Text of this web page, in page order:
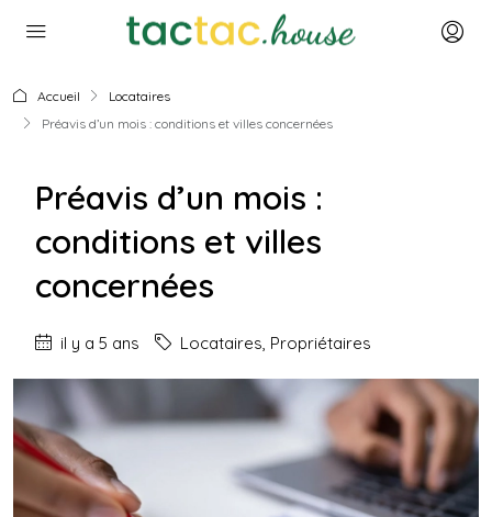
Accueil
Locataires
Préavis d’un mois : conditions et villes concernées
Préavis d’un mois :
conditions et villes
concernées
il y a 5 ans Locataires, Propriétaires